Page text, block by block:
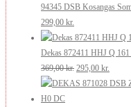
94345 DSB Kosangas
Den
oprindelige
pris
var:
349,00 kr..
299,00 kr.
aktuelle
pris
er:
299,00 kr..
Dekas 872411 HHJ Q
369,00kr. Den
oprindelige
295,00 kr.